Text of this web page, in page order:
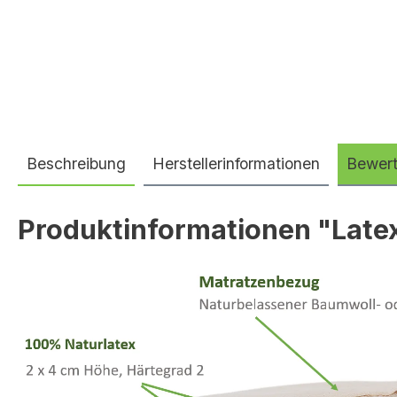
Beschreibung Herstellerinformationen
Produktinformationen